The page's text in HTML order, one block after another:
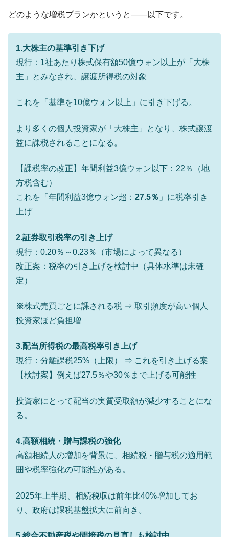
い「50.5％」に上昇
『Money1』
韓国大統領府ボンクラ政策室長が告発され
た ⇒ 国家が行った恐るべき株価操作であり、空前の国政壟
断
『Money1』
韓国･警察職員が「丸刈りになって抗議活
『Money1』
中国だけが鉄鋼輸出を異常増加させる ⇒ 中
『Money1』
韓国製造業「半導体絶好調」のウラで他業
種は全般的「不調」⇒ PSIが示す現況は決して良くない。
ン』1人当たり賠償10万ウォンを認定 ⇒ 総額3兆7,000億
『Money1』
『Money1』
韓国型イージス搭載の次世代駆逐艦
「KDDX」1番艦、2032年竣工と公示
『Money1』
【対日本円】ウォン安が急進！ 日米の協調
に韓国がいっちょがみしたのでは。
『Money1』
韓国政府『BYD』車への補助金を全廃 ⇒ 実
は韓国で『BYD』車は売れている。6カ月で対前年同期比
1.9倍！
『Money1』
在韓米国大使スティールが着韓！⇒ さっそ
く空港に詰めかけ「出て行け！」「極右勢力」のプラカー
ドを掲げる「在韓反米勢力」
韓国政府「2035年までに18.4GW規模のAIデ
ータセンター整備」⇒ だから無理だってば。
JPモルガン「韓国レバレッジETFの清算は
ほぼ終わった」
『Money1』
韓国『国民年金公団』株価暴落で200兆蒸
発。
ャンペーン」⇒ あの名物教授も登場！
『Money1』
韓国「橋が落ちました」⇒ 耐久性「なさす
ぎ」では。
営業利益80.2％も減少
『Money1』
米国下院「韓国の公務員個人をターゲット
する差別。許してはおかぬ
どのような増税プランかというと――以下です。
1.大株主の基準引き下げ
現行：1社あたり株式保有額50億ウォン以上が「大株
主」とみなされ、譲渡所得税の対象
これを「基準を10億ウォン以上」に引き下げる。
より多くの個人投資家が「大株主」となり、株式譲渡
益に課税されることになる。
【課税率の改正】年間利益3億ウォン以下：22％（地
方税含む）
これを「年間利益3億ウォン超： 27.5％ 」に税率引き
上げ
2.証券取引税率の引き上げ
現行：0.20％～0.23％（市場によって異なる）
改正案：税率の引き上げを検討中（具体水準は未確
定）
※株式売買ごとに課される税 ⇒ 取引頻度が高い個人
投資家ほど負担増
3.配当所得税の最高税率引き上げ
現行：分離課税25%（上限） ⇒ これを引き上げる案
【検討案】例えば27.5％や30％まで上げる可能性
投資家にとって配当の実質受取額が減少することにな
る。
4.高額相続・贈与課税の強化
高額相続人の増加を背景に、相続税・贈与税の適用範
囲や税率強化の可能性がある。
2025年上半期、相続税収は前年比40%増加してお
り、政府は課税基盤拡大に前向き。